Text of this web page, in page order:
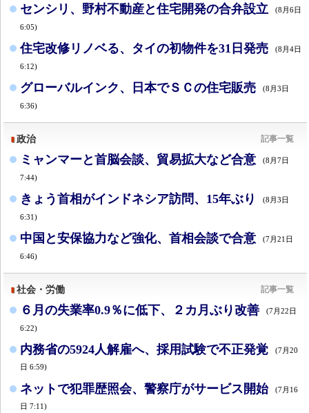
センシリ、野村不動産と住宅開発の合弁設立 (8月6日
6:05)
住宅改修リノベる、タイの初物件を31日発売 (8月4日
6:12)
グローバルインク、日本でＳＣの住宅販売 (8月3日
6:36)
政治 記事一覧
ミャンマーと首脳会談、貿易拡大など合意 (8月7日
7:44)
きょう首相がインドネシア訪問、15年ぶり (8月3日
6:31)
中国と安保協力など強化、首相会談で合意 (7月21日
6:46)
社会・労働 記事一覧
６月の失業率0.9％に低下、２カ月ぶり改善 (7月22日
6:22)
内務省の5924人解雇へ、採用試験で不正発覚
(7月20
日 6:59)
ネットで犯罪歴照会、警察庁がサービス開始
(7月16
日 7:11)